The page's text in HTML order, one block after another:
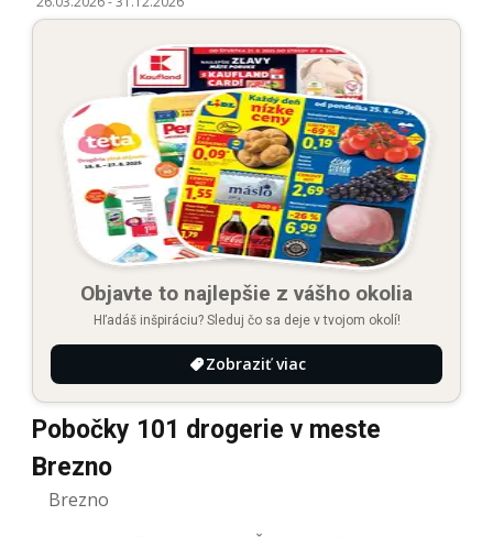
Objavte to najlepšie z vášho okolia
Hľadáš inšpiráciu? Sleduj čo sa deje v tvojom okolí!
Zobraziť viac
Pobočky 101 drogerie v meste
Brezno
Brezno